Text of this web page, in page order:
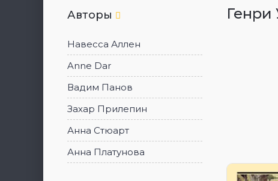
Авторы
Навесса Аллен
Anne Dar
Вадим Панов
Захар Прилепин
Анна Стюарт
Анна Платунова
Генри